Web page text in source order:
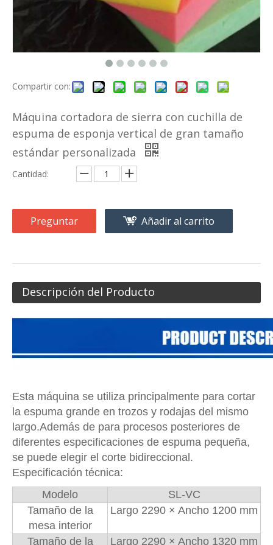
Compartir con:
Máquina cortadora de sierra con cuchilla de
espuma de esponja vertical de gran tamaño
estándar personalizada
Cantidad:
Preguntar Añadir al carrito
Descripción del Producto
Esta máquina se utiliza principalmente para cortar
la espuma grande en trozos y rodajas del mismo
largo.Además de para procesos posteriores de
diferentes especificaciones de espuma pequeña,
se puede elegir el corte bidireccional.
Especificación técnica:
Modelo
SL-VC
Tamaño de la
mesa interior
Largo 2290 × Ancho 1200 mm
Tamaño de la Largo 2290 × Ancho 1320 mm